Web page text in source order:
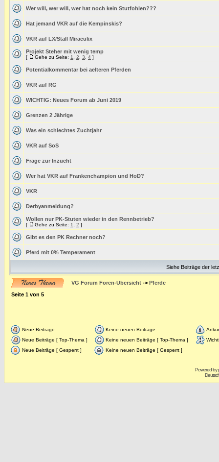
Wer will, wer will, wer hat noch kein Stutfohlen???
Hat jemand VKR auf die Kempinskis?
VKR auf LX/Stall Miraculix
Projekt Steher mit wenig temp
[ Gehe zu Seite: 1 2 3 4 ]
Potentialkommentar bei aelteren Pferden
VKR auf RG
WICHTIG: Neues Forum ab Juni 2019
Grenzen 2 Jährige
Was ein schlechtes Zuchtjahr
VKR auf SoS
Frage zur Inzucht
Wer hat VKR auf Frankenchampion und HoD?
VKR
Derbyanmeldung?
Wollen nur PK-Stuten wieder in den Rennbetrieb?
[ Gehe zu Seite: 1 2 ]
Gibt es den PK Rechner noch?
Pferd mit 0% Temperament
Siehe Beiträge der
VG Forum Foren-Übersicht -> Pferde
Seite 1 von 5
Neue Beiträge Keine neuen Beiträge
Neue Beiträge [ Top-Thema ]
Keine neuen Beiträge [ Top-Thema ]
Neue Beiträge [ Gesperrt ]
Keine neuen Beiträge [ Gesperrt ]
Powered by